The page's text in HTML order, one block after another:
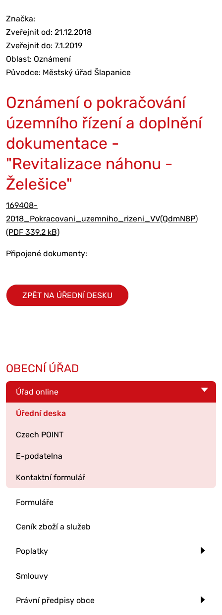
Značka:
Zveřejnit od: 21.12.2018
Zveřejnit do: 7.1.2019
Oblast: Oznámení
Původce: Městský úřad Šlapanice
Oznámení o pokračování
územního řízení a doplnění
dokumentace -
"Revitalizace náhonu -
Želešice"
169408-
2018_Pokracovani_uzemniho_rizeni_VV(QdmN8P)
(PDF 339.2 kB)
Připojené dokumenty:
ZPĚT NA ÚŘEDNÍ DESKU
OBECNÍ ÚŘAD
Úřad online
Úřední deska
Czech POINT
E-podatelna
Kontaktní formulář
Formuláře
Ceník zboží a služeb
Poplatky
Smlouvy
Právní předpisy obce